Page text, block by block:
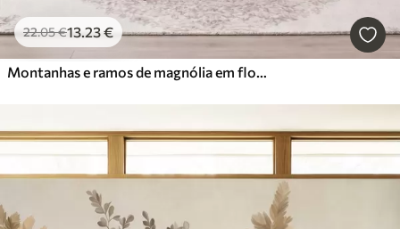
22.05€13.23€